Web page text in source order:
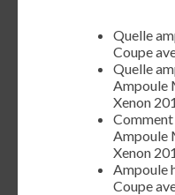
Quelle
Coupe
Quelle
Ampoule
Xenon
Comment
Ampoule
Xenon
Ampoule
Coupe